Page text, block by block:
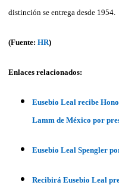
distinción se entrega desde 1954.
(Fuente: HR)
Enlaces relacionados:
Eusebio Leal recibe
Lamm de México por
Eusebio Leal Spengler
Recibirá Eusebio Leal